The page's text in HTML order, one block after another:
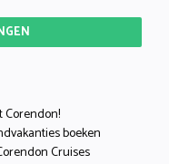
Corendon!
boeken
Cruises